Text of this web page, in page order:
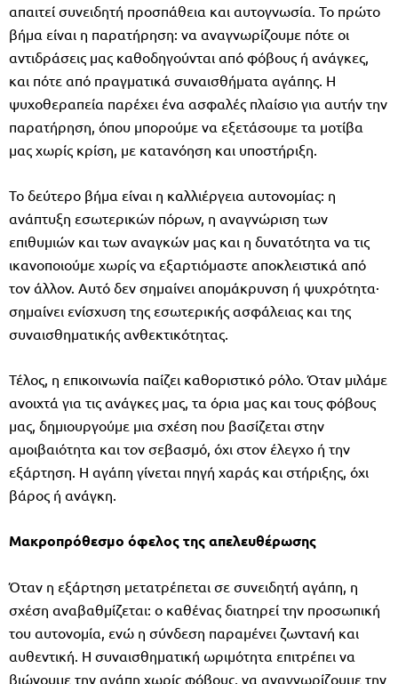
απαιτεί συνειδητή προσπάθεια και αυτογνωσία. Το πρώτο
βήμα είναι η παρατήρηση: να αναγνωρίζουμε πότε οι
αντιδράσεις μας καθοδηγούνται από φόβους ή ανάγκες,
και πότε από πραγματικά συναισθήματα αγάπης. Η
ψυχοθεραπεία παρέχει ένα ασφαλές πλαίσιο για αυτήν την
παρατήρηση, όπου μπορούμε να εξετάσουμε τα μοτίβα
μας χωρίς κρίση, με κατανόηση και υποστήριξη.
Το δεύτερο βήμα είναι η καλλιέργεια αυτονομίας: η
ανάπτυξη εσωτερικών πόρων, η αναγνώριση των
επιθυμιών και των αναγκών μας και η δυνατότητα να τις
ικανοποιούμε χωρίς να εξαρτιόμαστε αποκλειστικά από
τον άλλον. Αυτό δεν σημαίνει απομάκρυνση ή ψυχρότητα·
σημαίνει ενίσχυση της εσωτερικής ασφάλειας και της
συναισθηματικής ανθεκτικότητας.
Τέλος, η επικοινωνία παίζει καθοριστικό ρόλο. Όταν μιλάμε
ανοιχτά για τις ανάγκες μας, τα όρια μας και τους φόβους
μας, δημιουργούμε μια σχέση που βασίζεται στην
αμοιβαιότητα και τον σεβασμό, όχι στον έλεγχο ή την
εξάρτηση. Η αγάπη γίνεται πηγή χαράς και στήριξης, όχι
βάρος ή ανάγκη.
Μακροπρόθεσμο όφελος της απελευθέρωσης
Όταν η εξάρτηση μετατρέπεται σε συνειδητή αγάπη, η
σχέση αναβαθμίζεται: ο καθένας διατηρεί την προσωπική
του αυτονομία, ενώ η σύνδεση παραμένει ζωντανή και
αυθεντική. Η συναισθηματική ωριμότητα επιτρέπει να
βιώνουμε την αγάπη χωρίς φόβους, να αναγνωρίζουμε την